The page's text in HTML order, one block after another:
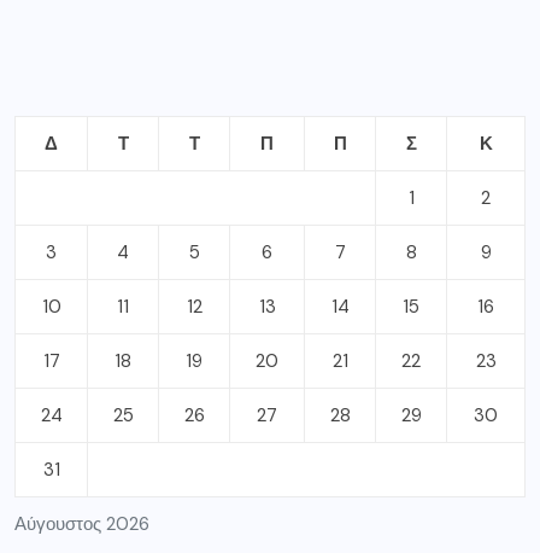
Αύγουστος 2026
Δ Τ Τ Π Π Σ Κ
1 2
3 4 5 6 7 8 9
10 11 12 13 14 15 16
17 18 19 20 21 22 23
24 25 26 27 28 29 30
31